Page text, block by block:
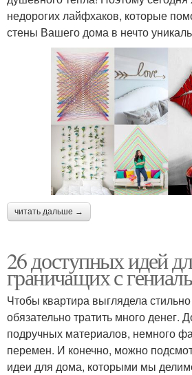
недорогих лайфхаков, которые
стены Вашего дома в нечто
читать дальше →
26 доступных идей
граничащих с
Чтобы квартира выглядела
обязательно тратить много денег.
подручных материалов, немного
перемен. И конечно, можно
идеи для дома, которыми мы